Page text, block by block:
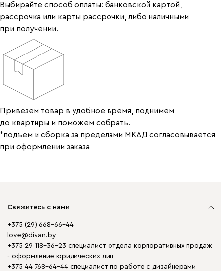
Выбирайте способ оплаты: банковской картой,
рассрочка или карты рассрочки, либо наличными
при получении.
Привезем товар в удобное время, поднимем
до квартиры и поможем собрать.
*подъем и сборка за пределами МКАД согласовывается
при оформлении заказа
Свяжитесь с нами
+375 (29) 668-66-44
love@divan.by
+375 29 118-36-23 специалист отдела корпоративных продаж
- оформление юридических лиц
+375 44 768-64-44 специалист по работе с дизайнерами